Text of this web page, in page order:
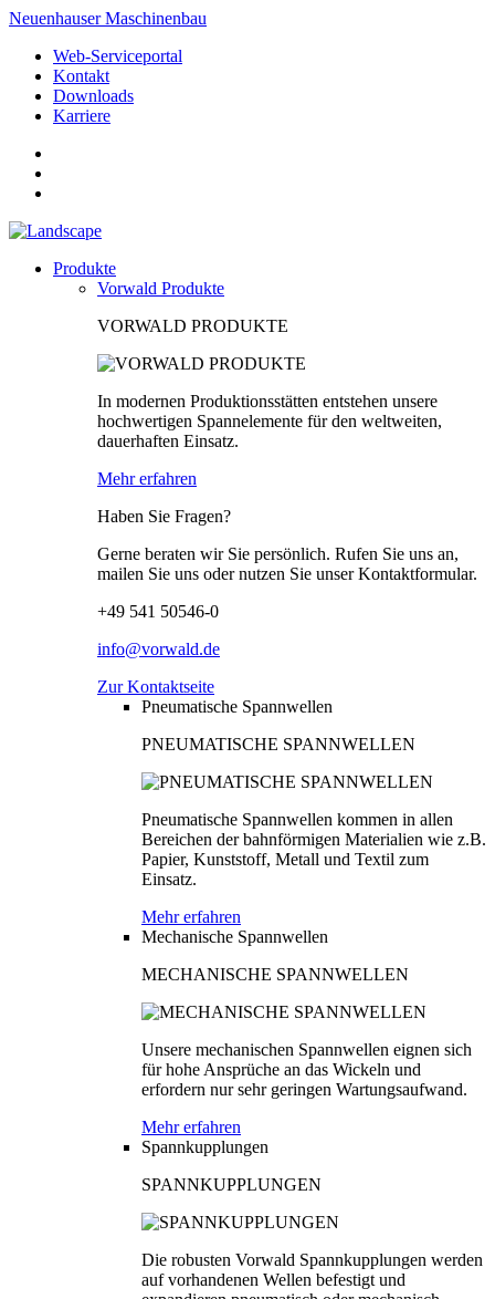
Neuenhauser Maschinenbau
Web-Serviceportal
Kontakt
Downloads
Karriere
Produkte
Vorwald Produkte
VORWALD PRODUKTE
In modernen Produktionsstätten entstehen unsere
hochwertigen Spannelemente für den weltweiten,
dauerhaften Einsatz.
Mehr erfahren
Haben Sie Fragen?
Gerne beraten wir Sie persönlich. Rufen Sie uns an,
mailen Sie uns oder nutzen Sie unser Kontaktformular.
+49 541 50546-0
info@vorwald.de
Zur Kontaktseite
Pneumatische Spannwellen
PNEUMATISCHE SPANNWELLEN
Pneumatische Spannwellen kommen in allen
Bereichen der bahnförmigen Materialien wie z.B.
Papier, Kunststoff, Metall und Textil zum
Einsatz.
Mehr erfahren
Mechanische Spannwellen
MECHANISCHE SPANNWELLEN
Unsere mechanischen Spannwellen eignen sich
für hohe Ansprüche an das Wickeln und
erfordern nur sehr geringen Wartungsaufwand.
Mehr erfahren
Spannkupplungen
SPANNKUPPLUNGEN
Die robusten Vorwald Spannkupplungen werden
auf vorhandenen Wellen befestigt und